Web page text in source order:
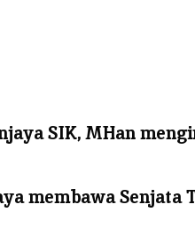
SIK, MHan
membawa Senjata